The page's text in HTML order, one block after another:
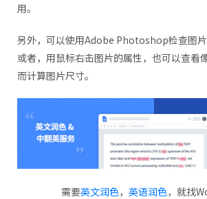
用。
另外，可以使用Adobe Photoshop检查图片
或者，用鼠标右击图片的属性，也可以查看
而计算图片尺寸。
需要英文润色， 英语润色，就找